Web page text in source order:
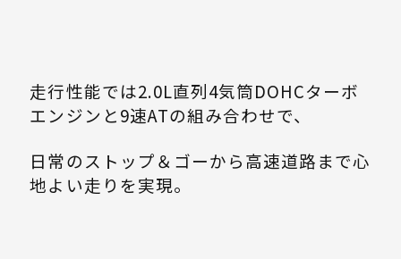
走行性能では2.0L直列4気筒DOHCターボ
エンジンと9速ATの組み合わせで、
日常のストップ＆ゴーから高速道路まで心
地よい走りを実現。